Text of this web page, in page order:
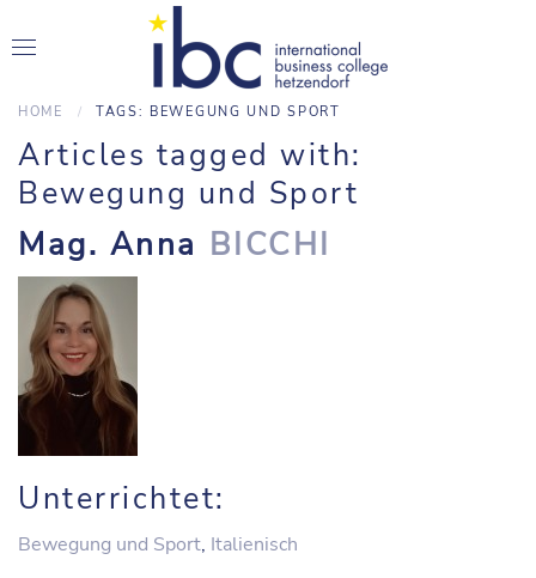
HOME TAGS: BEWEGUNG UND SPORT
Articles tagged with:
Bewegung und Sport
Mag. Anna BICCHI
Unterrichtet:
Bewegung und Sport, Italienisch